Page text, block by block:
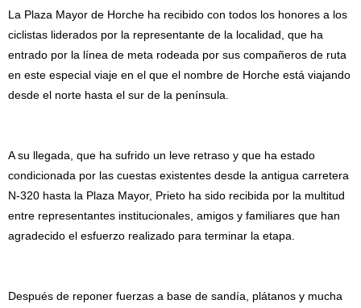
La Plaza Mayor de Horche ha recibido con todos los honores a los
ciclistas liderados por la representante de la localidad, que ha
entrado por la línea de meta rodeada por sus compañeros de ruta
en este especial viaje en el que el nombre de Horche está viajando
desde el norte hasta el sur de la península.
A su llegada, que ha sufrido un leve retraso y que ha estado
condicionada por las cuestas existentes desde la antigua carretera
N-320 hasta la Plaza Mayor, Prieto ha sido recibida por la multitud
entre representantes institucionales, amigos y familiares que han
agradecido el esfuerzo realizado para terminar la etapa.
Después de reponer fuerzas a base de sandía, plátanos y mucha